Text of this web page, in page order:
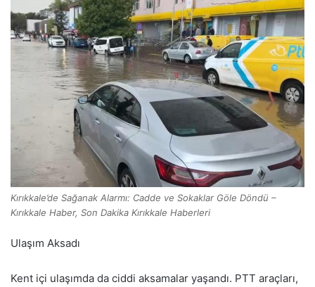
Kırıkkale’de Sağanak Alarmı: Cadde ve Sokaklar Göle Döndü –
Kırıkkale Haber, Son Dakika Kırıkkale Haberleri
Ulaşım Aksadı
Kent içi ulaşımda da ciddi aksamalar yaşandı. PTT araçları,